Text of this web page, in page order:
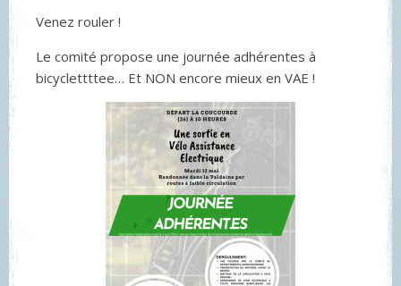
Venez rouler !
Le comité propose une journée adhérentes à
bicyclettttee… Et NON encore mieux en VAE !